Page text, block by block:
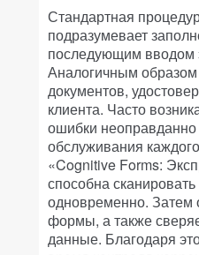
Стандартная
подразумевает
последующим вводом
Аналогичным
документов,
клиента. Часто
ошибки
обслуживания
«Cognitive Forms:
способна
одновременно. Затем
формы, а также
данные. Благодаря